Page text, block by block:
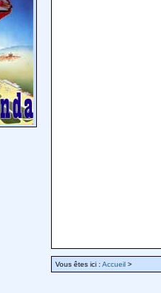
Vous êtes ici : Accueil >